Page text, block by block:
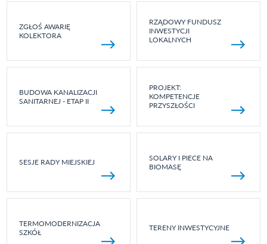
ZGŁOŚ AWARIĘ
KOLEKTORA
RZĄDOWY FUNDUSZ
INWESTYCJI
LOKALNYCH
BUDOWA KANALIZACJI
SANITARNEJ - ETAP II
PROJEKT:
KOMPETENCJE
PRZYSZŁOŚCI
SESJE RADY MIEJSKIEJ
SOLARY I PIECE NA
BIOMASĘ
TERMOMODERNIZACJA
SZKÓŁ
TERENY INWESTYCYJNE